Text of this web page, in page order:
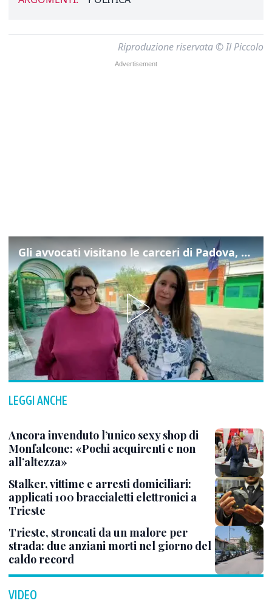
Riproduzione riservata © Il Piccolo
Gli avvocati visitano le carceri di Padova, ecco cosa hanno trovato
LEGGI ANCHE
Ancora invenduto l’unico sexy shop di
Monfalcone: «Pochi acquirenti e non
all’altezza»
Stalker, vittime e arresti domiciliari:
applicati 100 braccialetti elettronici a
Trieste
Trieste, stroncati da un malore per
strada: due anziani morti nel giorno del
caldo record
VIDEO